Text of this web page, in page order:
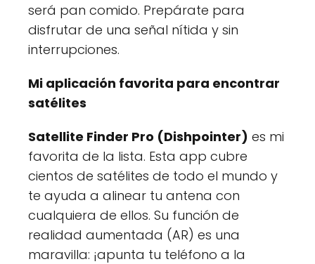
será pan comido. Prepárate para
disfrutar de una señal nítida y sin
interrupciones.
Mi aplicación favorita para encontrar
satélites
Satellite Finder Pro (Dishpointer) es mi
favorita de la lista. Esta app cubre
cientos de satélites de todo el mundo y
te ayuda a alinear tu antena con
cualquiera de ellos. Su función de
realidad aumentada (AR) es una
maravilla: ¡apunta tu teléfono a la